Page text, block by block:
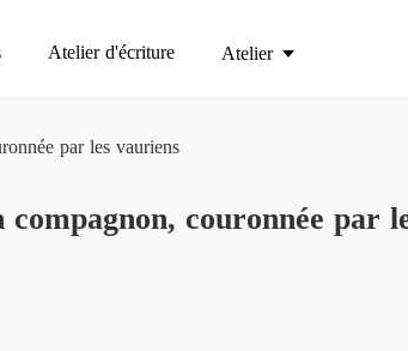
Atelier d'écriture Atelier
par les vauriens
couronnée par